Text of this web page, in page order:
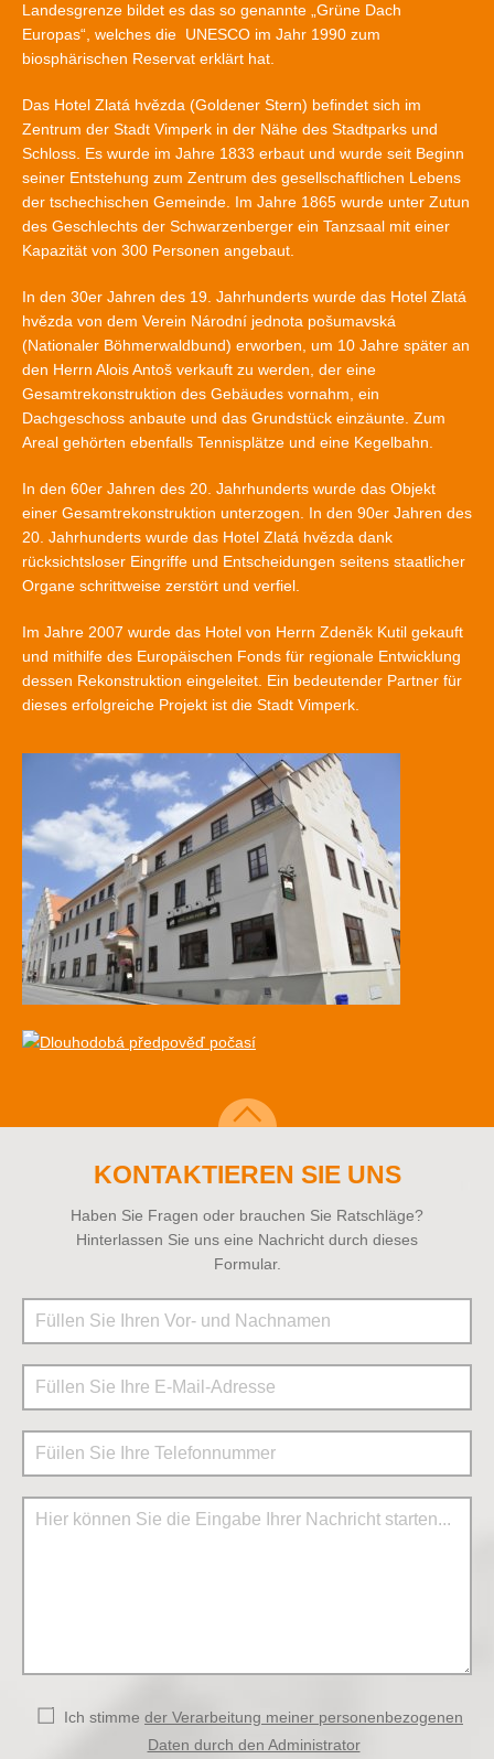
Landesgrenze bildet es das so genannte „Grüne Dach
Europas“, welches die UNESCO im Jahr 1990 zum
biosphärischen Reservat erklärt hat.
Das Hotel Zlatá hvězda (Goldener Stern) befindet sich im
Zentrum der Stadt Vimperk in der Nähe des Stadtparks und
Schloss. Es wurde im Jahre 1833 erbaut und wurde seit Beginn
seiner Entstehung zum Zentrum des gesellschaftlichen Lebens
der tschechischen Gemeinde. Im Jahre 1865 wurde unter Zutun
des Geschlechts der Schwarzenberger ein Tanzsaal mit einer
Kapazität von 300 Personen angebaut.
In den 30er Jahren des 19. Jahrhunderts wurde das Hotel Zlatá
hvězda von dem Verein Národní jednota pošumavská
(Nationaler Böhmerwaldbund) erworben, um 10 Jahre später an
den Herrn Alois Antoš verkauft zu werden, der eine
Gesamtrekonstruktion des Gebäudes vornahm, ein
Dachgeschoss anbaute und das Grundstück einzäunte. Zum
Areal gehörten ebenfalls Tennisplätze und eine Kegelbahn.
In den 60er Jahren des 20. Jahrhunderts wurde das Objekt
einer Gesamtrekonstruktion unterzogen. In den 90er Jahren des
20. Jahrhunderts wurde das Hotel Zlatá hvězda dank
rücksichtsloser Eingriffe und Entscheidungen seitens staatlicher
Organe schrittweise zerstört und verfiel.
Im Jahre 2007 wurde das Hotel von Herrn Zdeněk Kutil gekauft
und mithilfe des Europäischen Fonds für regionale Entwicklung
dessen Rekonstruktion eingeleitet. Ein bedeutender Partner für
dieses erfolgreiche Projekt ist die Stadt Vimperk.
KONTAKTIEREN SIE UNS
Haben Sie Fragen oder brauchen Sie Ratschläge?
Hinterlassen Sie uns eine Nachricht durch dieses
Formular.
Ich stimme der Verarbeitung meiner personenbezogenen
Daten durch den Administrator